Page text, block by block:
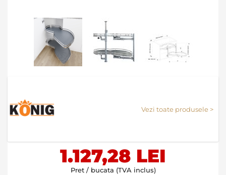
the
beginning
images
Vezi toate produsele >
1.127,28 LEI
Pret / bucata (TVA inclus)